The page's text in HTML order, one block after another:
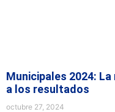
Municipales 2024:
a los resultados
octubre 27, 2024